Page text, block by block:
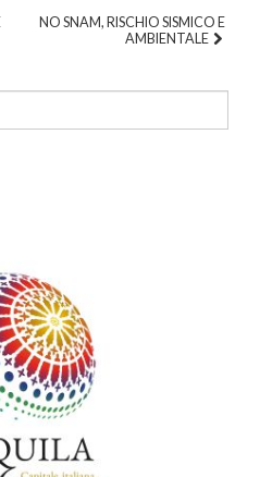
NO SNAM, RISCHIO SISMICO E
AMBIENTALE